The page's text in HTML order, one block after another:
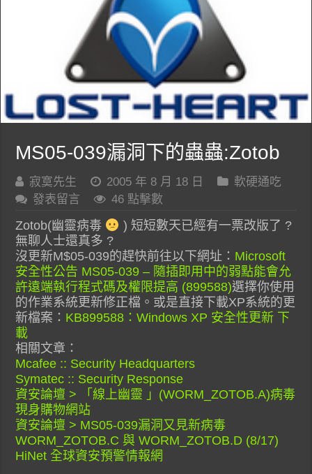
MS05-039漏洞下的蟲蟲:Zotob
寂寞先生 2005 年 8 月 18 日
軟硬通吃
發表留言
46 點擊數
Zotob(幽靈病毒
) 短短數天已經有一票改版了 ?
無聊人士還真多 ?
沒更新M$05-039的趕快前往以下網址： Microsoft
安全性公告 MS05-039 – 隨插即用中的弱點能會允
許遠端執行程式碼及權限提高 (899588)選擇你使用
的作業系統更新修正檔。或是直接下載XP系統的更
新檔案： KB899588：Windows XP 安全性更新 下
載
相關文章：
Mcafee :: Security Headquarters
Symatec :: Security Response
資安論壇 > 「線上幽靈 」(WORM_ZOTOB.A)病毒
現身購物網站
資安論壇 > MS05-039漏洞又見新病毒
WORM_ZOTOB.C 與 WORM_ZOTOB.D (8/17)
HiNet 全球資安預警情報網